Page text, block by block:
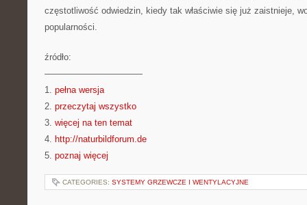
częstotliwość odwiedzin, kiedy tak właściwie się już zaistnieje,
popularności.
źródło:
———————————
1. pełna wersja
2. przeczytaj wszystko
3. więcej na ten temat
4. http://naturbildforum.de
5. poznaj więcej
CATEGORIES: SYSTEMY GRZEWCZE I WENTYLACYJNE